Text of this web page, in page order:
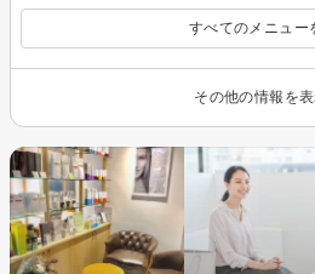
すべてのメニュー
その他の情報を